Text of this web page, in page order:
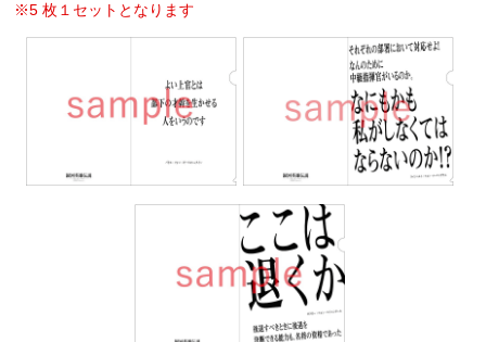
※5 枚１セットとなります